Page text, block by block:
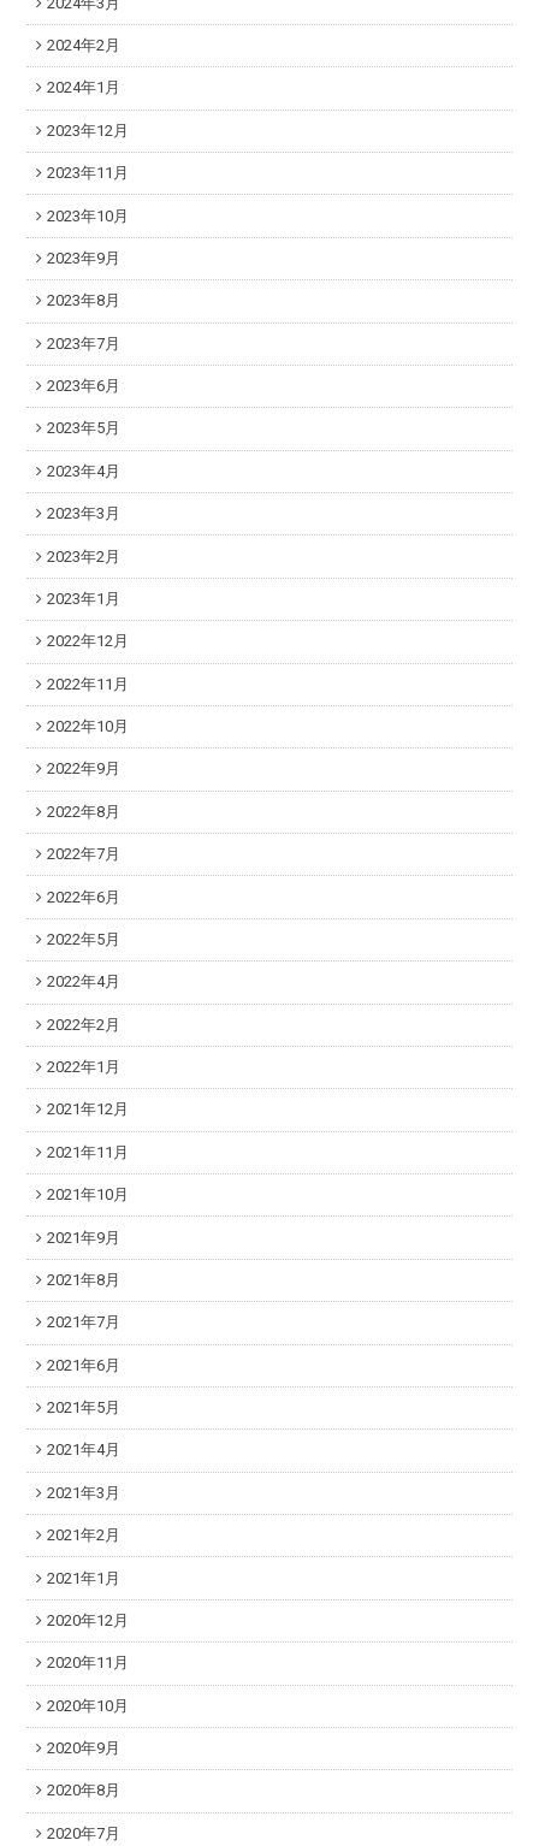
2024年2月
2024年1月
2023年12月
2023年11月
2023年10月
2023年9月
2023年8月
2023年7月
2023年6月
2023年5月
2023年4月
2023年3月
2023年2月
2023年1月
2022年12月
2022年11月
2022年10月
2022年9月
2022年8月
2022年7月
2022年6月
2022年5月
2022年4月
2022年2月
2022年1月
2021年12月
2021年11月
2021年10月
2021年9月
2021年8月
2021年7月
2021年6月
2021年5月
2021年4月
2021年3月
2021年2月
2021年1月
2020年12月
2020年11月
2020年10月
2020年9月
2020年8月
2020年7月